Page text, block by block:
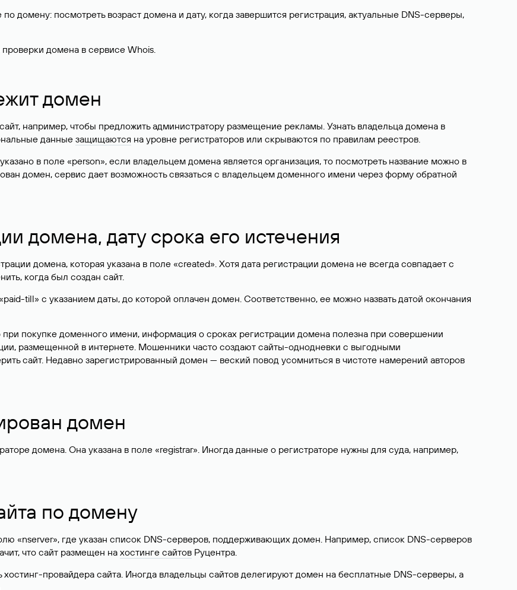
домену: посмотреть возраст домена и дату, когда завершится регистрация, актуальные DNS-серверы,
домена в сервисе Whois.
домен
например, чтобы предложить администратору размещение рекламы. Узнать владельца домена в
данные защищаются на уровне регистраторов или скрываются по правилам реестров.
в поле «person», если владельцем домена является организация, то посмотреть название можно в
домен, сервис дает возможность связаться с владельцем доменного имени через форму обратной
домена, дату срока его истечения
домена, которая указана в поле «created». Хотя дата регистрации домена не всегда совпадает с
когда был создан сайт.
till» с указанием даты, до которой оплачен домен. Соответственно, ее можно назвать датой окончания
покупке доменного имени, информация о сроках регистрации домена полезна при совершении
размещенной в интернете. Мошенники часто создают сайты-однодневки с выгодными
сайт. Недавно зарегистрированный домен — веский повод усомниться в чистоте намерений авторов
домен
домена. Она указана в поле «registrar». Иногда данные о регистраторе нужны для суда, например,
по домену
«nserver», где указан список DNS-серверов, поддерживающих домен. Например, список DNS-серверов
что сайт размещен на хостинге сайтов Руцентра.
провайдера сайта. Иногда владельцы сайтов делегируют домен на бесплатные DNS-серверы, а